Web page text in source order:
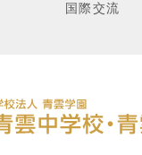
国際交流